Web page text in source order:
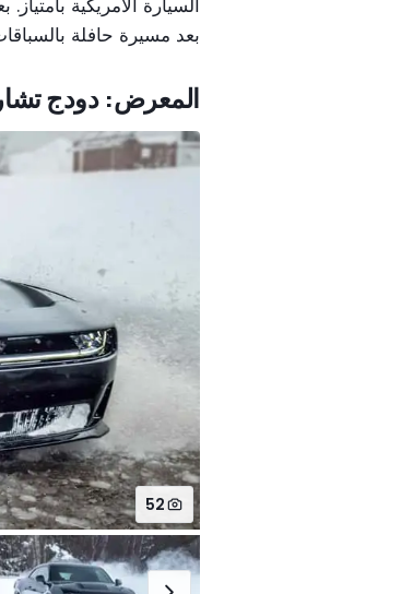
بعد مسيرة حافلة
المعرض: دودج تشارجر
52